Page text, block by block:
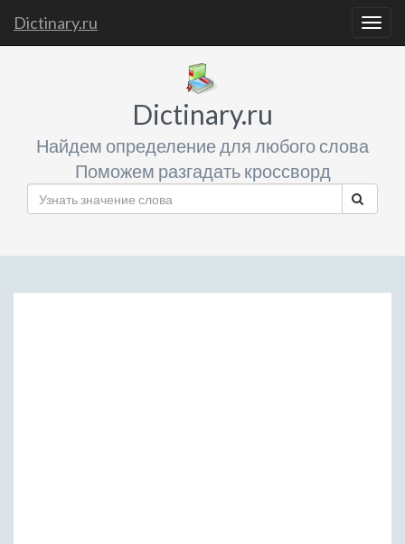
Dictinary.ru
Dictinary.ru
Найдем определение для любого слова
Поможем разгадать кроссворд